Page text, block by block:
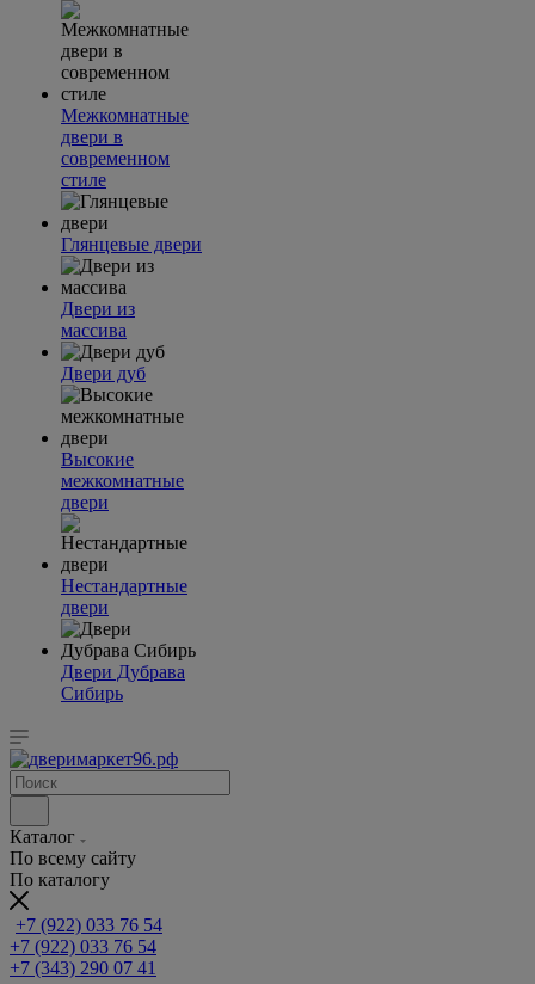
Межкомнатные
двери в
современном
стиле
Глянцевые двери
Двери из
массива
Двери дуб
Высокие
межкомнатные
двери
Нестандартные
двери
Двери Дубрава
Сибирь
Каталог
По всему сайту
По каталогу
+7 (922) 033 76 54
+7 (922) 033 76 54
+7 (343) 290 07 41